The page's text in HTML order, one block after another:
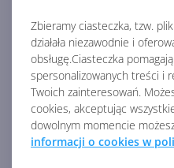
Zbieramy ciasteczka, tzw.
działała niezawodnie i
obsługę.Ciasteczka
spersonalizowanych treści i
Twoich zainteresowań.
cookies, akceptując
dowolnym momencie
informacji o cookies w
Surface – Firmware
– 14.310.139.0
Realtek